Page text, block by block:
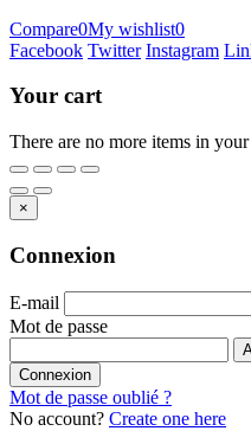
Compare0My wishlist0
Facebook Twitter Instagram
Your cart
There are no more items in
×
Connexion
E-mail
Mot de passe
Connexion
Mot de passe oublié ?
No account? Create one here